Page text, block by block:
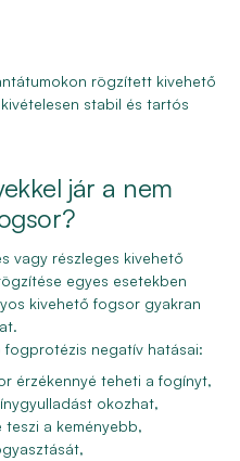
rögzített kivehető
stabil és tartós
jár a nem
vagy részleges kivehető
egyes esetekben
kivehető fogsor gyakran
fogprotézis negatív hatásai:
érzékennyé teheti a fogínyt,
okozhat,
a keményebb,